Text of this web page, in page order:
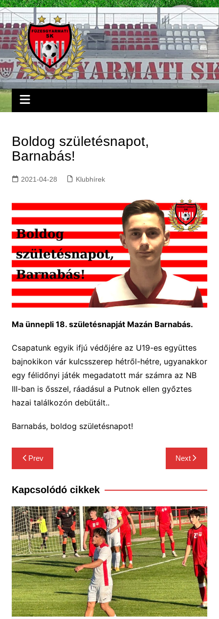
Skip
to
content
Boldog születésnapot,
Barnabás!
2021-04-28 Klubhírek
Ma ünnepli 18. születésnapját Mazán Barnabás.
Csapatunk egyik ifjú védőjére az U19-es együttes
bajnokikon vár kulcsszerep hétről-hétre, ugyanakkor
egy félidőnyi játék megadatott már számra az NB
III-ban is ősszel, ráadásul a Putnok ellen győztes
hazai találkozón debütált..
Barnabás, boldog születésnapot!
Bejegyzés
navigáció
Prev Next
Kapcsolódó cikkek